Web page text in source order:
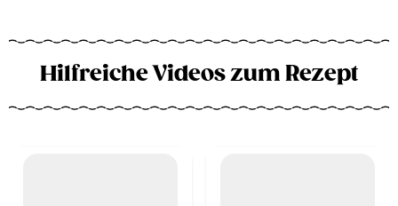
Hilfreiche Videos zum Rezept